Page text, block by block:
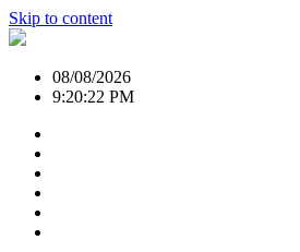
Skip to content
08/08/2026
9:20:22 PM